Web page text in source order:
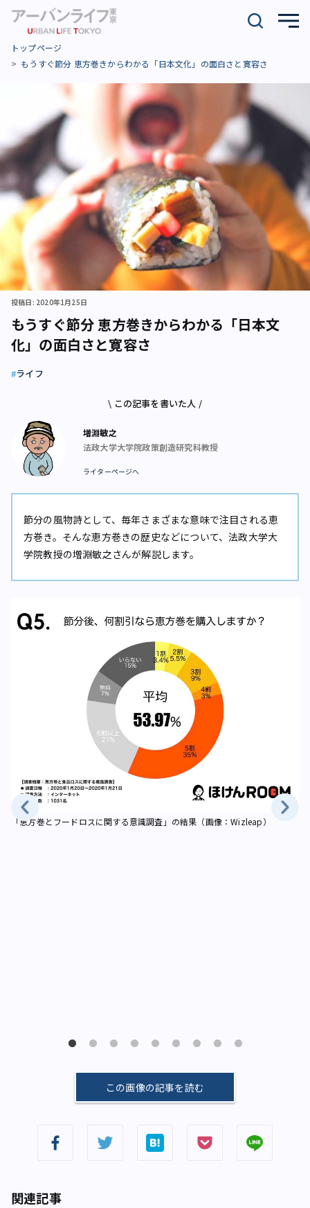
トップページ
もうすぐ節分 恵方巻きからわかる「日本文化」の面白さと寛容さ
もうすぐ節分 恵方巻きからわかる「日本文
化」の面白さと寛容さ
投稿日: 2020年1月25日
ライフ
\ この記事を書いた人 /
増淵敏之
法政大学大学院政策創造研究科教授
ライターページへ
節分の風物詩として、毎年さまざまな意味で注目される恵
方巻き。そんな恵方巻きの歴史などについて、法政大学大
学院教授の増淵敏之さんが解説します。
「恵方巻とフードロスに関する意識調査」の結果（画像：Wizleap）
この画像の記事を読む
関連記事